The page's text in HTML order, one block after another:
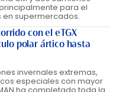
para el
supermercados.
con el eTGX
polar ártico hasta
invernales extremas,
especiales con mayor